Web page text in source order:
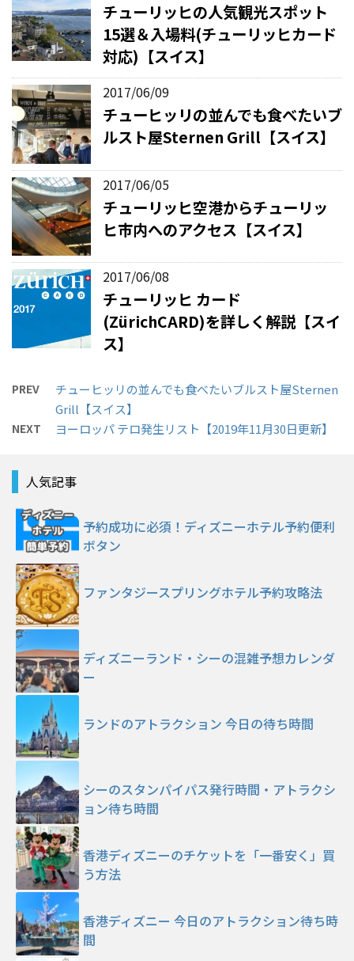
チューリッヒの人気観光スポット
15選＆入場料(チューリッヒカード
対応)【スイス】
2017/06/09
チューヒッリの並んでも食べたいブ
ルスト屋Sternen Grill【スイス】
2017/06/05
チューリッヒ空港からチューリッ
ヒ市内へのアクセス【スイス】
2017/06/08
チューリッヒ カード
(ZürichCARD)を詳しく解説【スイ
ス】
PREV
チューヒッリの並んでも食べたいブルスト屋Sternen
Grill【スイス】
NEXT ヨーロッパ テロ発生リスト【2019年11月30日更新】
人気記事
予約成功に必須！ディズニーホテル予約便利
ボタン
ファンタジースプリングホテル予約攻略法
ディズニーランド・シーの混雑予想カレンダ
ー
ランドのアトラクション 今日の待ち時間
シーのスタンパイパス発行時間・アトラクシ
ョン待ち時間
香港ディズニーのチケットを「一番安く」買
う方法
香港ディズニー 今日のアトラクション待ち時
間